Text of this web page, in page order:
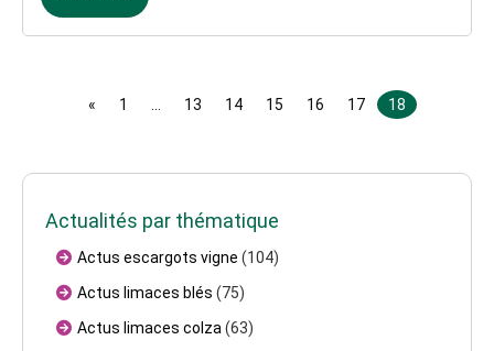
« 1 13 14 15 16 17 18
Actualités par thématique
Actus escargots vigne (104)
Actus limaces blés (75)
Actus limaces colza (63)